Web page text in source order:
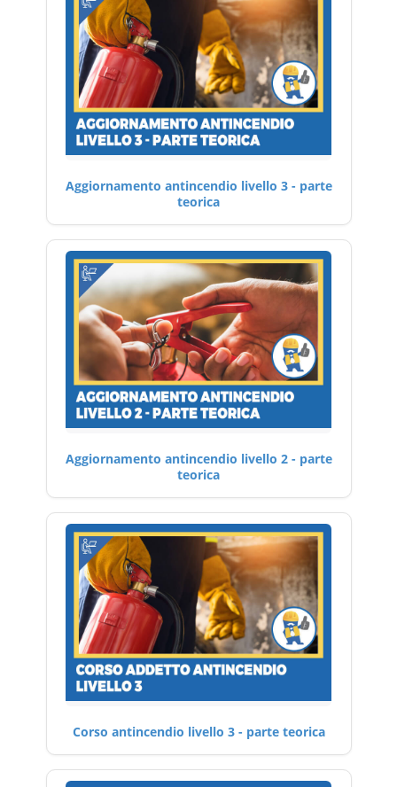
Aggiornamento antincendio livello 3 - parte
teorica
Aggiornamento antincendio livello 2 - parte
teorica
Corso antincendio livello 3 - parte teorica